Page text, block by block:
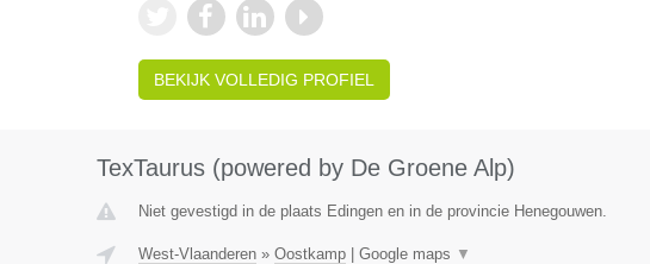
BEKIJK VOLLEDIG PROFIEL
TexTaurus (powered by De Groene Alp)
Niet gevestigd in de plaats Edingen en in de provincie Henegouwen.
West-Vlaanderen» Oostkamp| Google maps ▼